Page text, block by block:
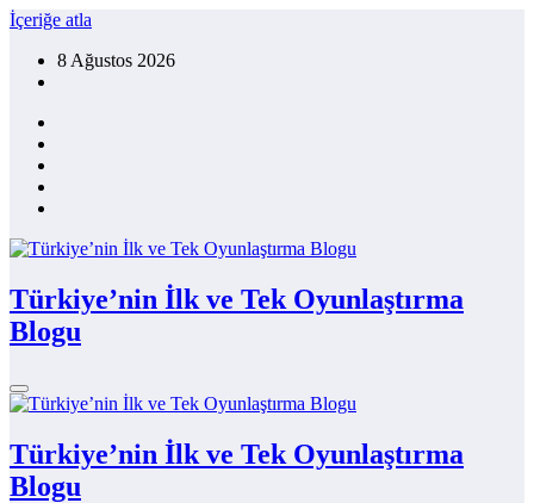
İçeriğe atla
8 Ağustos 2026
Türkiye’nin İlk ve Tek Oyunlaştırma
Blogu
Türkiye’nin İlk ve Tek Oyunlaştırma
Blogu